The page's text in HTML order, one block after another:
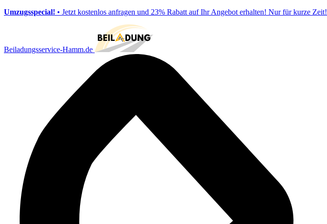
Umzugsspecial! • Jetzt kostenlos anfragen und 23% Rabatt auf Ihr Angebot erhalten! Nur für kurze Zeit!
Beiladungsservice-Hamm.de